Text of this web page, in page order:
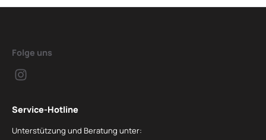
Folge uns
Service-Hotline
Unterstützung und Beratung unter: